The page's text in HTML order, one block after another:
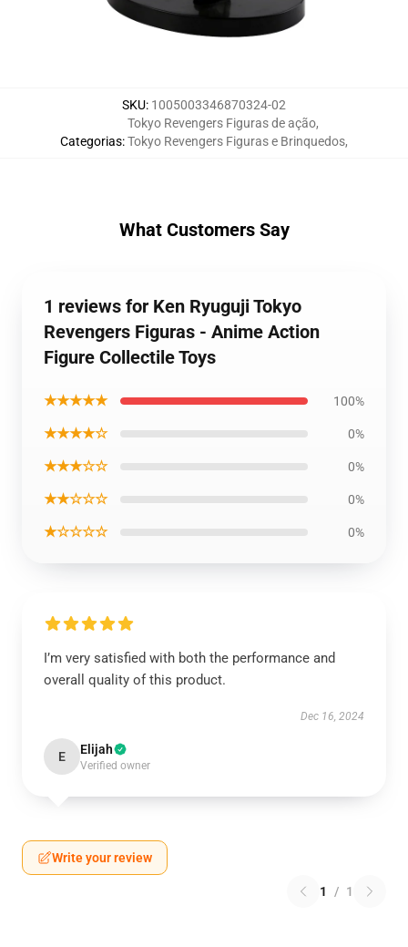
SKU: 1005003346870324-02
Categorias:
Tokyo Revengers Figuras de ação,
Tokyo Revengers Figuras e Brinquedos,
What Customers Say
1 reviews for Ken Ryuguji Tokyo
Revengers Figuras - Anime Action
Figure Collectile Toys
★★★★★ 100%
★★★★☆ 0%
★★★☆☆ 0%
★★☆☆☆ 0%
★☆☆☆☆ 0%
I’m very satisfied with both the performance and
overall quality of this product.
Dec 16, 2024
E Elijah
Verified owner
Write your review
1 / 1